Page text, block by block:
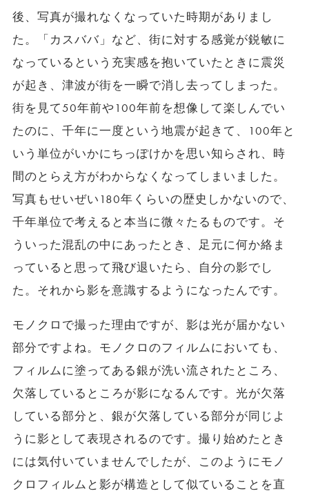
後、写真が撮れなくなっていた時期がありまし
た。「カスババ」など、街に対する感覚が鋭敏に
なっているという充実感を抱いていたときに震災
が起き、津波が街を一瞬で消し去ってしまった。
街を見て50年前や100年前を想像して楽しんでい
たのに、千年に一度という地震が起きて、100年と
いう単位がいかにちっぽけかを思い知らされ、時
間のとらえ方がわからなくなってしまいました。
写真もせいぜい180年くらいの歴史しかないので、
千年単位で考えると本当に微々たるものです。そ
ういった混乱の中にあったとき、足元に何か絡ま
っていると思って飛び退いたら、自分の影でし
た。それから影を意識するようになったんです。
モノクロで撮った理由ですが、影は光が届かない
部分ですよね。モノクロのフィルムにおいても、
フィルムに塗ってある銀が洗い流されたところ、
欠落しているところが影になるんです。光が欠落
している部分と、銀が欠落している部分が同じよ
うに影として表現されるのです。撮り始めたとき
には気付いていませんでしたが、このようにモノ
クロフィルムと影が構造として似ていることを直